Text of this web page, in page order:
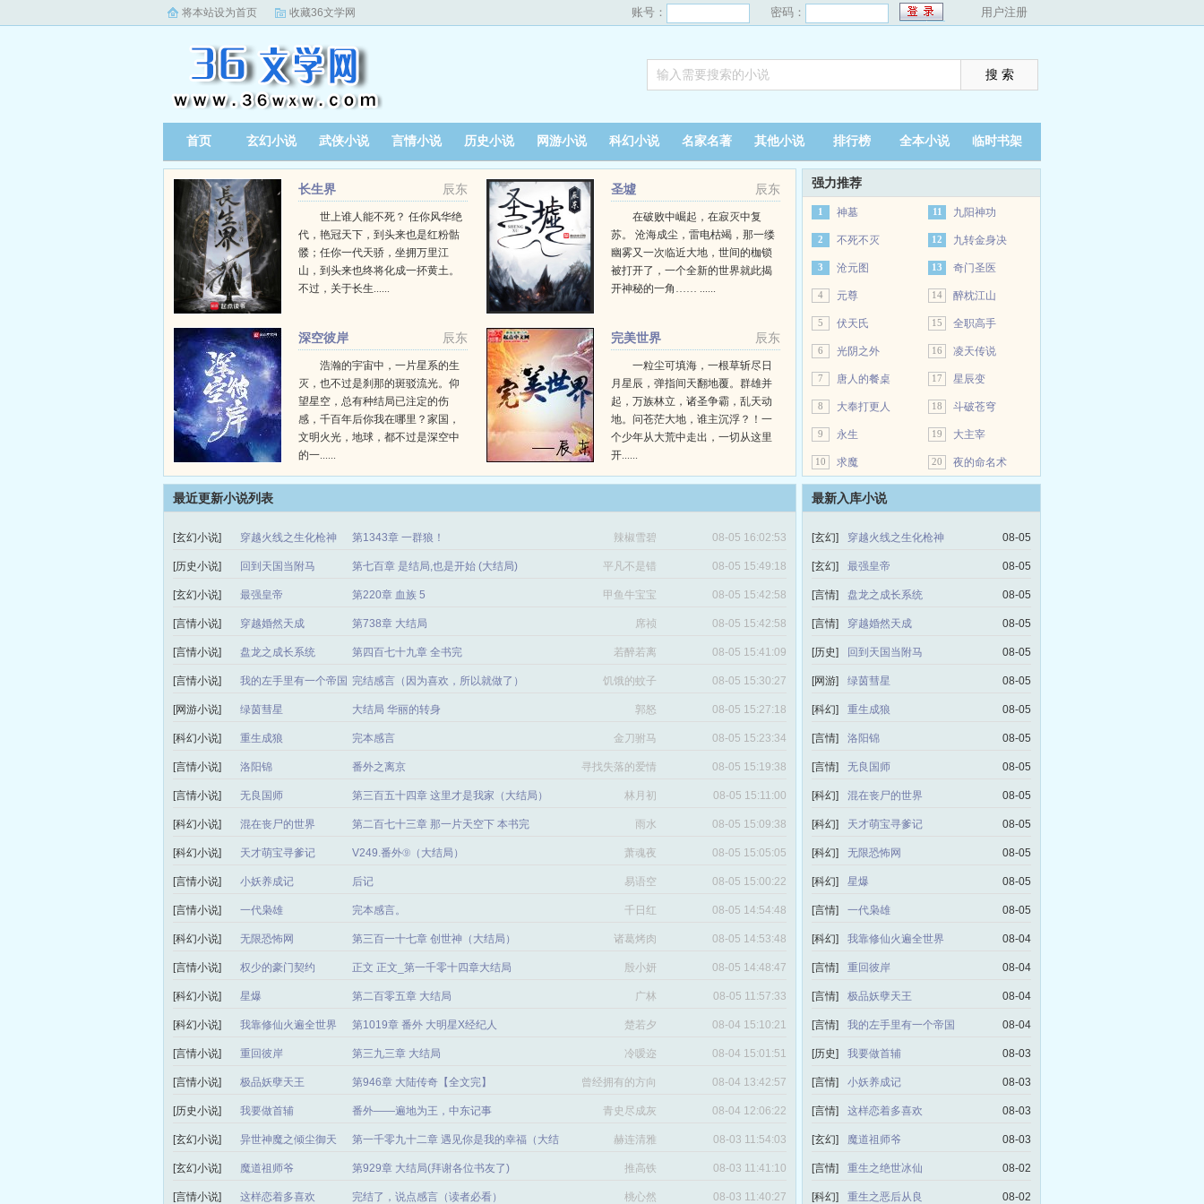
将本站设为首页 收藏36文学网 账号： 密码： 用户注册
首页 玄幻小说 武侠小说 言情小说 历史小说 网游小说 科幻小说 名家名著 其他小说 排行榜 全本小说 临时书架
辰东
长生界
世上谁人能不死？ 任你风华绝
代，艳冠天下，到头来也是红粉骷
髅；任你一代天骄，坐拥万里江
山，到头来也终将化成一抔黄土。
不过，关于长生......
辰东
圣墟
在破败中崛起，在寂灭中复
苏。 沧海成尘，雷电枯竭，那一缕
幽雾又一次临近大地，世间的枷锁
被打开了，一个全新的世界就此揭
开神秘的一角…… ......
辰东
深空彼岸
浩瀚的宇宙中，一片星系的生
灭，也不过是刹那的斑驳流光。仰
望星空，总有种结局已注定的伤
感，千百年后你我在哪里？家国，
文明火光，地球，都不过是深空中
的一......
辰东
完美世界
一粒尘可填海，一根草斩尽日
月星辰，弹指间天翻地覆。群雄并
起，万族林立，诸圣争霸，乱天动
地。问苍茫大地，谁主沉浮？！一
个少年从大荒中走出，一切从这里
开......
强力推荐
1 神墓
2 不死不灭
3 沧元图
4 元尊
5 伏天氏
6 光阴之外
7 唐人的餐桌
8 大奉打更人
9 永生
10 求魔
11 九阳神功
12 九转金身决
13 奇门圣医
14 醉枕江山
15 全职高手
16 凌天传说
17 星辰变
18 斗破苍穹
19 大主宰
20 夜的命名术
最近更新小说列表
[玄幻小说] 穿越火线之生化枪神 第1343章 一群狼！ 辣椒雪碧 08-05 16:02:53
[历史小说] 回到天国当附马 第七百章 是结局,也是开始 (大结局) 平凡不是错 08-05 15:49:18
[玄幻小说] 最强皇帝 第220章 血族 5 甲鱼牛宝宝 08-05 15:42:58
[言情小说] 穿越婚然天成 第738章 大结局 席祯 08-05 15:42:58
[言情小说] 盘龙之成长系统 第四百七十九章 全书完 若醉若离 08-05 15:41:09
[言情小说] 我的左手里有一个帝国 完结感言（因为喜欢，所以就做了） 饥饿的蚊子 08-05 15:30:27
[网游小说] 绿茵彗星 大结局 华丽的转身 郭怒 08-05 15:27:18
[科幻小说] 重生成狼 完本感言 金刀驸马 08-05 15:23:34
[言情小说] 洛阳锦 番外之离京 寻找失落的爱情 08-05 15:19:38
[言情小说] 无良国师 第三百五十四章 这里才是我家（大结局） 林月初 08-05 15:11:00
[科幻小说] 混在丧尸的世界 第二百七十三章 那一片天空下 本书完 雨水 08-05 15:09:38
[科幻小说] 天才萌宝寻爹记 V249.番外⑨（大结局） 萧魂夜 08-05 15:05:05
[言情小说] 小妖养成记 后记 易语空 08-05 15:00:22
[言情小说] 一代枭雄 完本感言。 千日红 08-05 14:54:48
[科幻小说] 无限恐怖网 第三百一十七章 创世神（大结局） 诸葛烤肉 08-05 14:53:48
[言情小说] 权少的豪门契约 正文 正文_第一千零十四章大结局 殷小妍 08-05 14:48:47
[科幻小说] 星爆 第二百零五章 大结局 广林 08-05 11:57:33
[科幻小说] 我靠修仙火遍全世界 第1019章 番外 大明星X经纪人 楚若夕 08-04 15:10:21
[言情小说] 重回彼岸 第三九三章 大结局 冷嗳迩 08-04 15:01:51
[言情小说] 极品妖孽天王 第946章 大陆传奇【全文完】
曾经拥有的方向
感
08-04 13:42:57
[历史小说] 我要做首辅 番外——遍地为王，中东记事 青史尽成灰 08-04 12:06:22
[玄幻小说] 异世神魔之倾尘御天
第一千零九十二章 遇见你是我的幸福（大结
局）
赫连清雅 08-03 11:54:03
[玄幻小说] 魔道祖师爷 第929章 大结局(拜谢各位书友了) 推高铁 08-03 11:41:10
[言情小说] 这样恋着多喜欢 完结了，说点感言（读者必看） 桃心然 08-03 11:40:27
最新入库小说
[玄幻] 穿越火线之生化枪神 08-05
[玄幻] 最强皇帝 08-05
[言情] 盘龙之成长系统 08-05
[言情] 穿越婚然天成 08-05
[历史] 回到天国当附马 08-05
[网游] 绿茵彗星 08-05
[科幻] 重生成狼 08-05
[言情] 洛阳锦 08-05
[言情] 无良国师 08-05
[科幻] 混在丧尸的世界 08-05
[科幻] 天才萌宝寻爹记 08-05
[科幻] 无限恐怖网 08-05
[科幻] 星爆 08-05
[言情] 一代枭雄 08-05
[科幻] 我靠修仙火遍全世界 08-04
[言情] 重回彼岸 08-04
[言情] 极品妖孽天王 08-04
[言情] 我的左手里有一个帝国 08-04
[历史] 我要做首辅 08-03
[言情] 小妖养成记 08-03
[言情] 这样恋着多喜欢 08-03
[玄幻] 魔道祖师爷 08-03
[言情] 重生之绝世冰仙 08-02
[科幻] 重生之恶后从良 08-02